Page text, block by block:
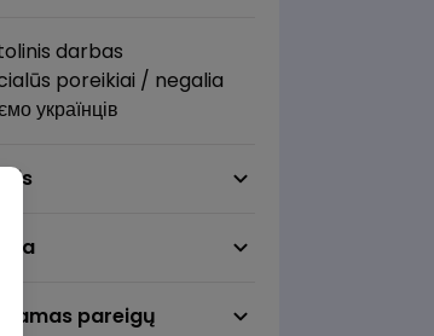
darbas
poreikiai / negalia
українців
pareigų